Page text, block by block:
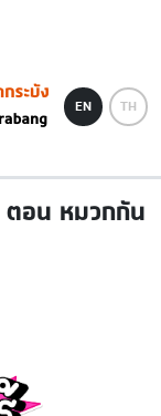
EN TH
ตอน หมวกกัน